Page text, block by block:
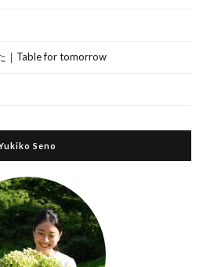
｜Table for tomorrow
Seno